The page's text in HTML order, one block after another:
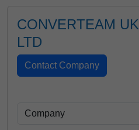
CONVERTEAM UK
LTD